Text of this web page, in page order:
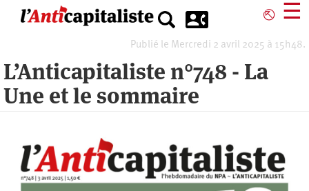
⎋ ☰
Publié le Mercredi 2 avril 2025 à 15h48.
L’Anticapitaliste n°748 - La
Une et le sommaire